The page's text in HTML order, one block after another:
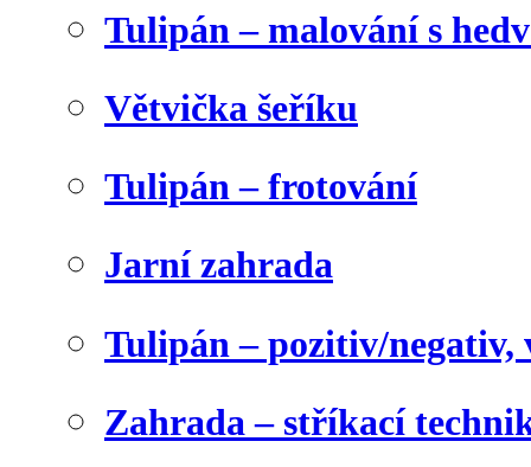
Tulipán – malování s
Větvička šeříku
Tulipán – frotování
Jarní zahrada
Tulipán – pozitiv/negativ,
Zahrada – stříkací